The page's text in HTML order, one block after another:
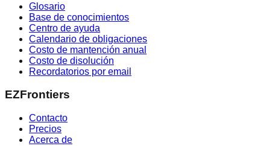
Glosario
Base de conocimientos
Centro de ayuda
Calendario de obligaciones
Costo de mantención anual
Costo de disolución
Recordatorios por email
EZFrontiers
Contacto
Precios
Acerca de